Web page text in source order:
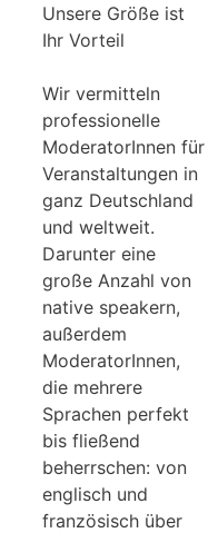
Unsere Größe ist
Ihr Vorteil
Wir vermitteln
professionelle
ModeratorInnen für
Veranstaltungen in
ganz Deutschland
und weltweit.
Darunter eine
große Anzahl von
native speakern,
außerdem
ModeratorInnen,
die mehrere
Sprachen perfekt
bis fließend
beherrschen: von
englisch und
französisch über